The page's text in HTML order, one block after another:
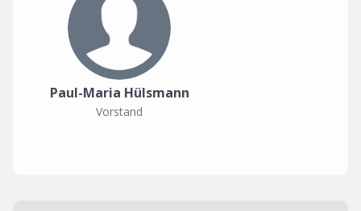
Paul-Maria Hülsmann
Vorstand